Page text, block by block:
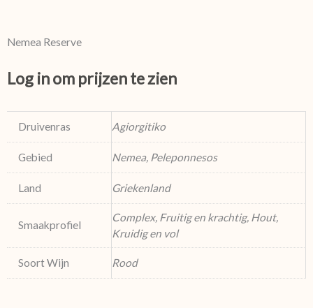
Nemea Reserve
Log in om prijzen te zien
Druivenras Agiorgitiko
Gebied Nemea, Peleponnesos
Land Griekenland
Smaakprofiel
Complex, Fruitig en krachtig, Hout,
Kruidig en vol
Soort Wijn Rood